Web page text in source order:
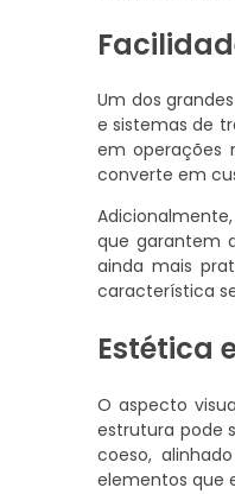
Um dos
e sistemas de
em operações
converte em
que garantem
ainda mais
característica
Estética
O aspecto
estrutura pode
coeso,
elementos que